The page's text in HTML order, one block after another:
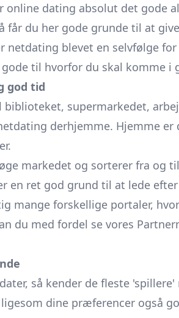
online dating absolut det gode
får du her gode grunde til at
netdating blevet en selvfølge
til hvorfor du skal komme i
god tid
supermarkedet,
derhjemme. Hjemme
markedet og sorterer fra og
en ret god grund til at lede
mange forskellige portaler, hvor
du med fordel se vores
så kender de fleste
dine præferencer også